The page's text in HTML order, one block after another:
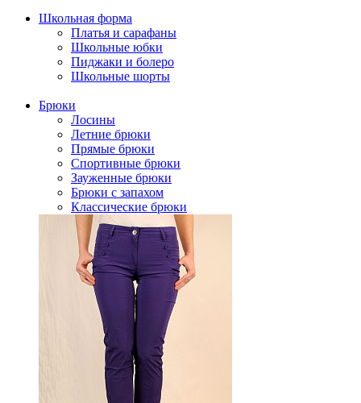
Школьная форма
Платья и сарафаны
Школьные юбки
Пиджаки и болеро
Школьные шорты
Брюки
Лосины
Летние брюки
Прямые брюки
Спортивные брюки
Зауженные брюки
Брюки с запахом
Классические брюки